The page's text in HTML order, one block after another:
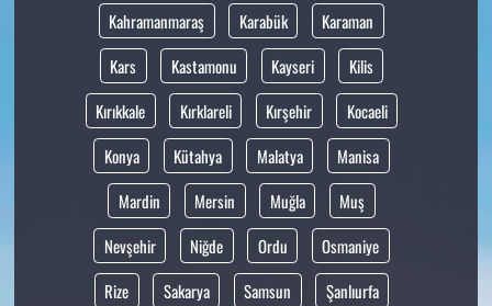
Kahramanmaraş
Karabük
Karaman
Kars
Kastamonu Kayseri
Kilis
Kırıkkale
Kırklareli Kırşehir
Kocaeli
Konya
Kütahya Malatya
Manisa
Mardin
Mersin Muğla
Muş
Nevşehir
Niğde Ordu
Osmaniye
Rize
Sakarya Samsun
Şanlıurfa